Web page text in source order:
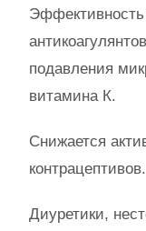
подавления
витамина К.
Снижается
контрацептивов.
Диуретики,